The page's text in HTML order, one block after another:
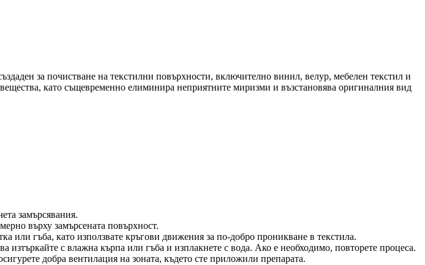
за почистване на текстилни повърхности, включително винил, велур, мебелен текстил и
като същевременно елиминира неприятните миризми и възстановява оригиналния вид
замърсявания.
върху замърсената повърхност.
или гъба, като използвате кръгови движения за по-добро проникване в текстила.
изтъркайте с влажна кърпа или гъба и изплакнете с вода. Ако е необходимо, повторете процеса.
добра вентилация на зоната, където сте приложили препарата.